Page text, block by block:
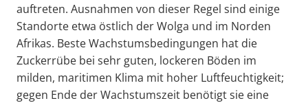
auftreten. Ausnahmen von dieser Regel sind einige
Standorte etwa östlich der Wolga und im Norden
Afrikas. Beste Wachstumsbedingungen hat die
Zuckerrübe bei sehr guten, lockeren Böden im
milden, maritimen Klima mit hoher Luftfeuchtigkeit;
gegen Ende der Wachstumszeit benötigt sie eine